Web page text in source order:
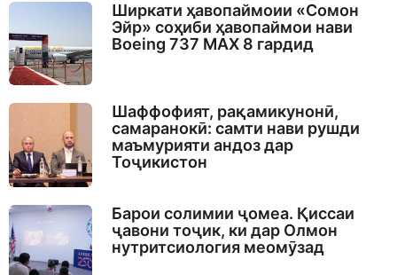
Ширкати ҳавопаймоии «Сомон
Эйр» соҳиби ҳавопаймои нави
Boeing 737 MAX 8 гардид
Шаффофият, рақамикунонӣ,
самаранокӣ: самти нави рушди
маъмурияти андоз дар
Тоҷикистон
Барои солимии ҷомеа. Қиссаи
ҷавони тоҷик, ки дар Олмон
нутритсиология меомӯзад